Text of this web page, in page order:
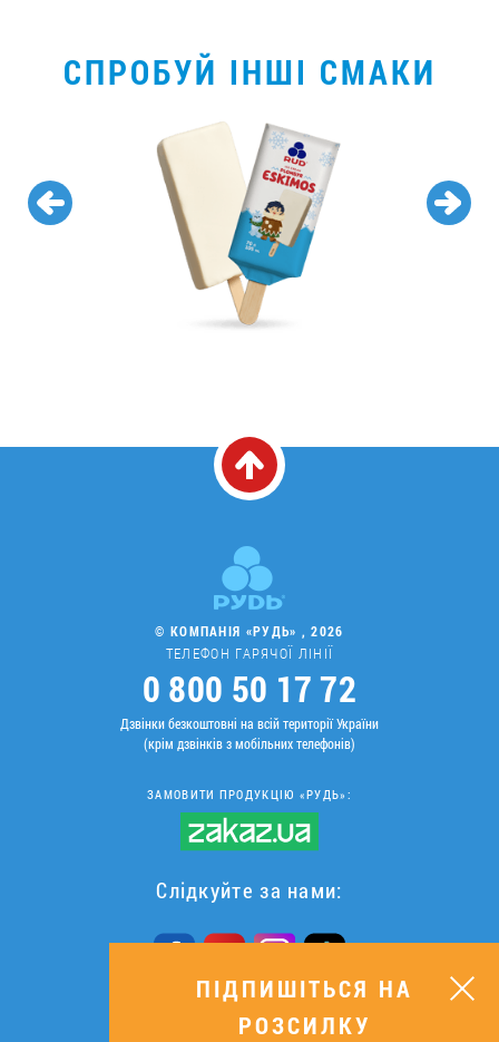
СПРОБУЙ ІНШІ СМАКИ
© КОМПАНІЯ «РУДЬ» , 2026
ТЕЛЕФОН ГАРЯЧОЇ ЛІНІЇ
0 800 50 17 72
Дзвінки безкоштовні на всій території України
(крім дзвінків з мобільних телефонів)
ЗАМОВИТИ ПРОДУКЦІЮ «РУДЬ»:
Слідкуйте за нами:
ПІДПИШІТЬСЯ НА РОЗСИЛКУ
ПІДПИШІТЬСЯ НА
РОЗСИЛКУ